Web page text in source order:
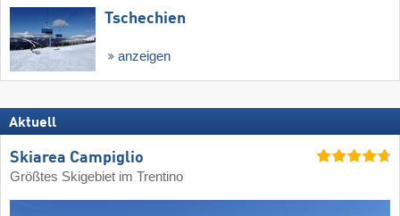
Tschechien
anzeigen
Aktuell
Skiarea Campiglio
Größtes Skigebiet im Trentino